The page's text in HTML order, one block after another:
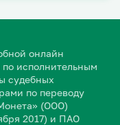
онлайн
исполнительным
судебных
по переводу
(ООО)
2017) и ПАО